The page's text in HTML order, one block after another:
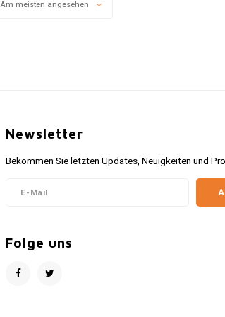
Am meisten angesehen
Newsletter
Bekommen Sie letzten Updates, Neuigkeiten und
Folge uns